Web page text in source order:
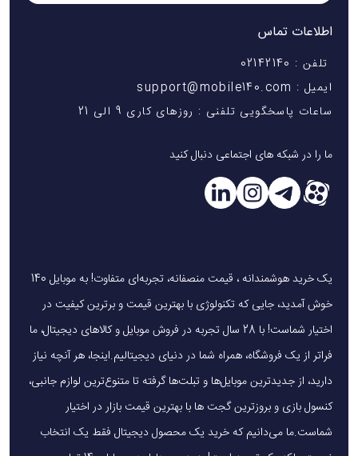
اطلاعات تماس
تلفن : 02142140
ایمیل : support@mobile140.com
ساعات پاسخگویی تلفنی : روزهای کاری 9 الی 21
ما را در شبکه های اجتماعی دنبال کنید
یک خرید هوشمندانه ، قیمت منصفانه، تجربه‌ای متفاوت! به موبایل 140
خوش آمدید، جایی که تکنولوژی با بهترین قیمت و برترین کیفیت در
اختیار شماست! با 28 سال تجربه در فروش موبایل و کالاهای دیجیتال، ما
فراتر از یک فروشگاه، همراه شما در دنیای دیجیتالیم.اینجا، هر آنچه نیاز
دارید، از جدیدترین موبایل‌ها و تبلت‌ها گرفته تا متنوع‌ترین لوازم جانبی،
کنسول بازی و بروزترین گجت ها با بهترین قیمت بازار در اختیار
شماست.ما می‌دانیم که خرید یک محصول دیجیتال فقط یک انتخاب